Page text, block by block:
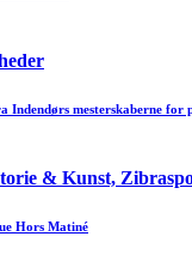
Indendørs mesterskaberne for
& Kunst,
Hors Matiné